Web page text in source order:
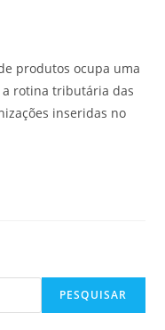
produtos ocupa uma
a rotina tributária das
inseridas no
PESQUISAR